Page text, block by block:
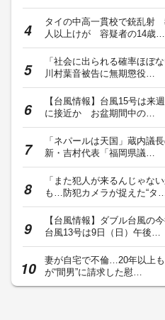
タイの中高一貫校で銃乱射
人以上けが 容疑者の14歳…
「社会に出られる確率ほぼ
川村葉音被告に無期懲役…
【台風情報】台風15号は来
に接近か お盆期間中の…
「ネパールは天国」蔵内議
新・吉村代表「福岡県議…
「また犯人が来るんじゃな
も…防犯カメラが捉えた“タ
【台風情報】ダブル台風の
台風13号は9日（日）午後…
妻が自宅で不倫…20年以上
が“間男”に請求した慰…